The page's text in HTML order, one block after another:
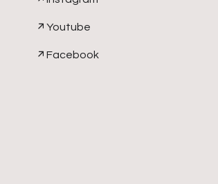
Youtube
Facebook